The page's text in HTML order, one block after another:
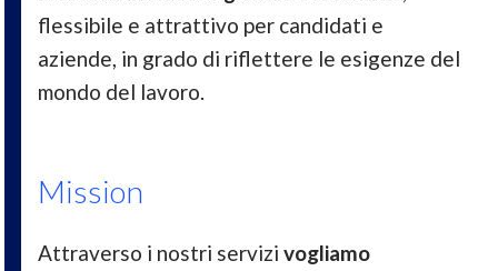
flessibile e attrattivo per candidati e
aziende, in grado di riflettere le esigenze del
mondo del lavoro.
Mission
Attraverso i nostri servizi vogliamo